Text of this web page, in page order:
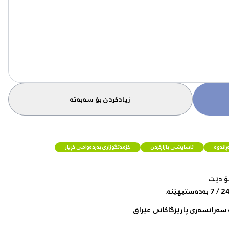
زیادکردن بۆ سەبەتە
ئاسایشی بازاڕکردن خزمەتگوزاری بەردەوامی کڕیار
دێت
پارێزگاکانی عێراق